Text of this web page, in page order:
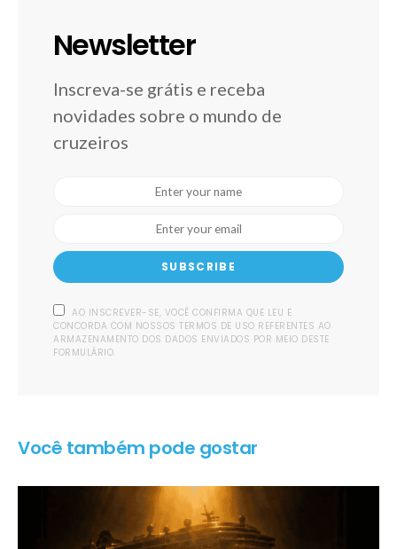
Newsletter
Inscreva-se grátis e receba
novidades sobre o mundo de
cruzeiros
SUBSCRIBE
AO INSCREVER-SE, VOCÊ CONFIRMA QUE LEU E
CONCORDA COM NOSSOS TERMOS DE USO REFERENTES AO
ARMAZENAMENTO DOS DADOS ENVIADOS POR MEIO DESTE
FORMULÁRIO.
Você também pode gostar